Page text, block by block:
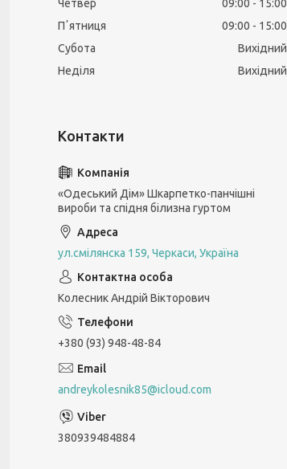
Четвер
09:00
15:00
Пʼятниця
09:00
15:00
Субота
Вихідний
Неділя
Вихідний
«Одеський Дім» Шкарпетко-панчішні
вироби та спідня білизна гуртом
ул.смілянска 159, Черкаси, Україна
Колесник Андрій Вікторович
+380 (93) 948-48-84
andreykolesnik85@icloud.com
380939484884